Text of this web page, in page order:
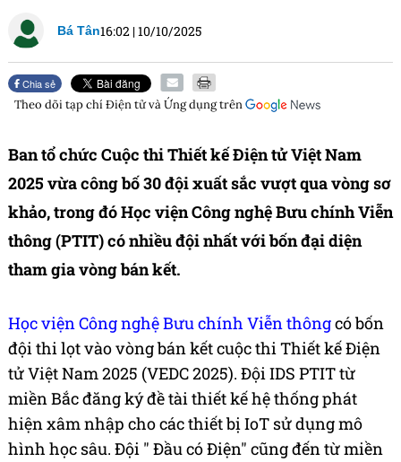
Bá Tân16:02 |10/10/2025
Chia sẻ
Theo dõi tạp chíĐiện tử và Ứng dụngtrên
Ban tổ chức Cuộc thi Thiết kế Điện tử Việt Nam
2025 vừa công bố 30 đội xuất sắc vượt qua vòng sơ
khảo, trong đó Học viện Công nghệ Bưu chính Viễn
thông (PTIT) có nhiều đội nhất với bốn đại diện
tham gia vòng bán kết.
Học viện Công nghệ Bưu chính Viễn thôngcó bốn
đội thi lọt vào vòng bán kết cuộc thi Thiết kế Điện
tử Việt Nam 2025 (VEDC 2025). Đội IDS PTIT từ
miền Bắc đăng ký đề tài thiết kế hệ thống phát
hiện xâm nhập cho các thiết bị IoT sử dụng mô
hình học sâu. Đội " Đầu có Điện" cũng đến từ miền